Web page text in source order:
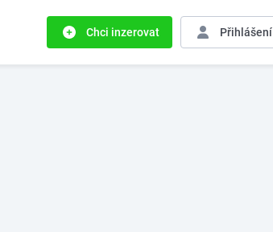
Chci inzerovat Přihlášení